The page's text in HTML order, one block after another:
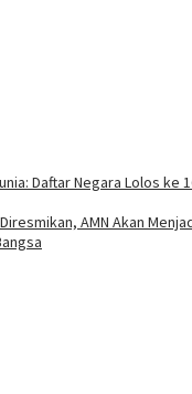
Daftar Negara Lolos ke
AMN Akan